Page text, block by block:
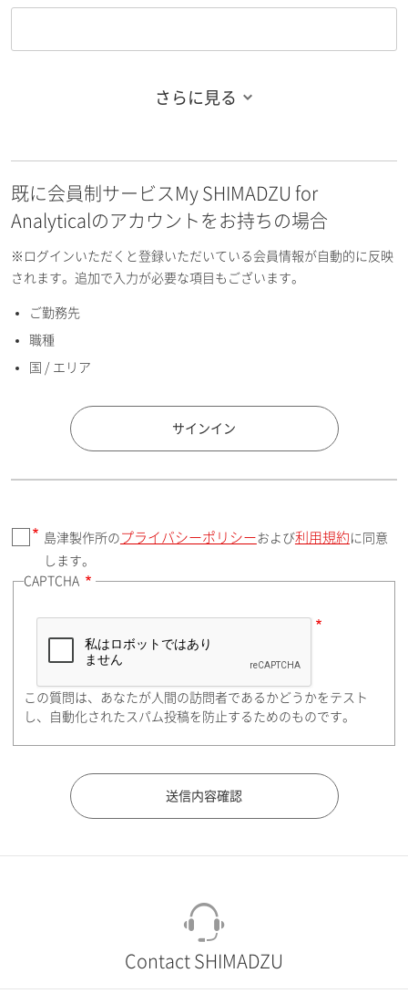
お名前フリガナ（名）
E-mailアドレス（半角英数）
国 / エリア
郵便番号（勤務先）
住所検索
都道府県（勤務先）
さらに見る
既に会員制サービスMy SHIMADZU for
Analyticalのアカウントをお持ちの場合
※ログインいただくと登録いただいている会員情報が自動的に反映
されます。追加で入力が必要な項目もございます。
ご勤務先
職種
国 / エリア
サインイン
島津製作所の プライバシーポリシー および利用規約 に同意
します。
CAPTCHA
この質問は、あなたが人間の訪問者であるかどうかをテスト
し、自動化されたスパム投稿を防止するためのものです。
Contact SHIMADZU